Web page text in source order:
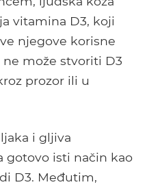
vitamina D3, koji
njegove korisne
može stvoriti D3
prozor ili u
i gljiva
gotovo isti način kao
D3. Međutim,